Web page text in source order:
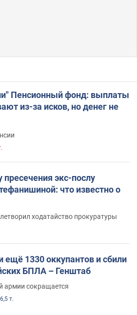
Пенсионный фонд: выплаты
из-за исков, но денег не
экс-послу
что известно о
ходатайство прокуратуры
ещё 1330 оккупантов и сбили
БПЛА – Генштаб
армии сокращается
т.